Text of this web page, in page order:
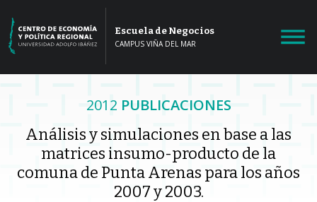
Escuela de Negocios
CAMPUS VIÑA DEL MAR
2012 PUBLICACIONES
Análisis y simulaciones en base a las
matrices insumo-producto de la
comuna de Punta Arenas para los años
2007 y 2003.